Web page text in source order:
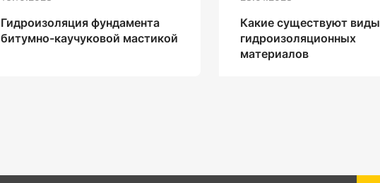
Гидроизоляция фундамента
битумно-каучуковой мастикой
Какие существуют виды
гидроизоляционных
материалов